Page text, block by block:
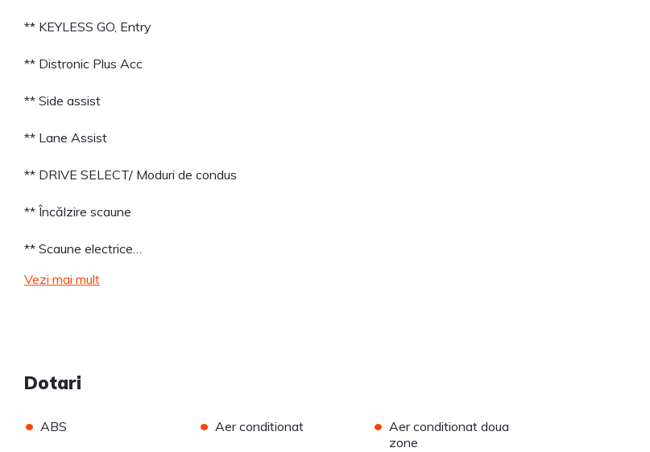
** KEYLESS GO, Entry
** Distronic Plus Acc
** Side assist
** Lane Assist
** DRIVE SELECT/ Moduri de condus
** Încălzire scaune
** Scaune electrice…
Vezi mai mult
Dotari
• ABS • Aer conditionat • Aer conditionat doua
zone